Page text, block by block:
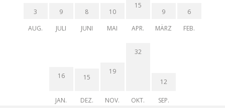
3
AUG.
9
JULI
8
JUNI
10
MAI
15
APR.
9
MÄRZ
6
FEB.
16
JAN.
15
DEZ.
19
NOV.
32
OKT.
12
SEP.